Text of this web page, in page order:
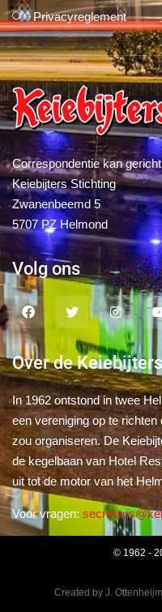
Privacyreglement
Correspondentie kan
Keiebijters Stichting
Zwanenbeemd 5
5707 PZ Helmond
Over de Keiebijters
In 1962 ontstond in twee
een vereniging op te
zou organiseren. De
de kegelbaan van Hotel
uit tot de motor van het
Voor vragen:
Volg ons
© 1962 -
Created by J.